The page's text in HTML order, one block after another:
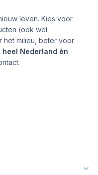
leven. Kies voor
(ook wel
het milieu, beter voor
Nederland én